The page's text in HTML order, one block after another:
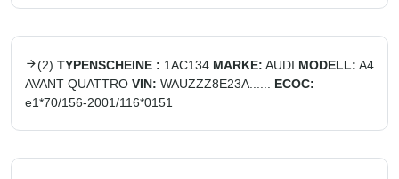
(2) TYPENSCHEINE : 1AC134 MARKE: AUDI MODELL: A4
AVANT QUATTRO VIN: WAUZZZ8E23A......
ECOC:
e1*70/156-2001/116*0151